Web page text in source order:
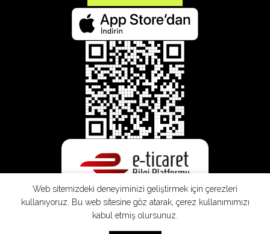
Web sitemizdeki deneyiminizi geliştirmek için çerezleri
kullanıyoruz. Bu web sitesine göz atarak, çerez kullanımımızı
kabul etmiş olursunuz.